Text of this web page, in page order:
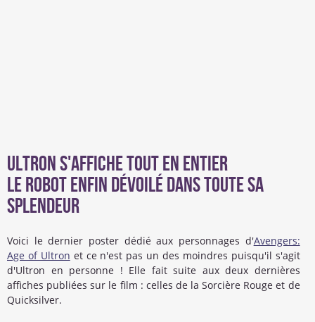
Ultron s'affiche tout en entier
Le robot enfin dévoilé dans toute sa
splendeur
Voici le dernier poster dédié aux personnages d'Avengers:
Age of Ultron et ce n'est pas un des moindres puisqu'il s'agit
d'Ultron en personne ! Elle fait suite aux deux dernières
affiches publiées sur le film : celles de la Sorcière Rouge et de
Quicksilver.